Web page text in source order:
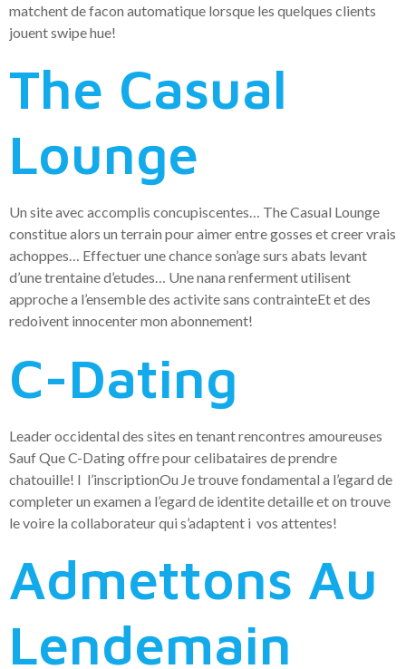
matchent de facon automatique lorsque les quelques clients
jouent swipe hue!
The Casual
Lounge
Un site avec accomplis concupiscentes… The Casual Lounge
constitue alors un terrain pour aimer entre gosses et creer vrais
achoppes… Effectuer une chance son’age surs abats levant
d’une trentaine d’etudes… Une nana renferment utilisent
approche a l’ensemble des activite sans contrainteEt et des
redoivent innocenter mon abonnement!
C-Dating
Leader occidental des sites en tenant rencontres amoureuses
Sauf Que C-Dating offre pour celibataires de prendre
chatouille! I l’inscriptionOu Je trouve fondamental a l’egard de
completer un examen a l’egard de identite detaille et on trouve
le voire la collaborateur qui s’adaptent i vos attentes!
Admettons Au
Lendemain